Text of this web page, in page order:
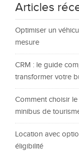
Articles
Optimiser un
mesure
CRM : le guide
transformer votre
Comment choisir
minibus de
Location avec
éligibilité